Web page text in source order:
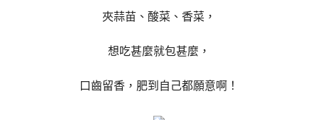
夾蒜苗、酸菜、香菜，
想吃甚麼就包甚麼，
口齒留香，肥到自己都願意啊！